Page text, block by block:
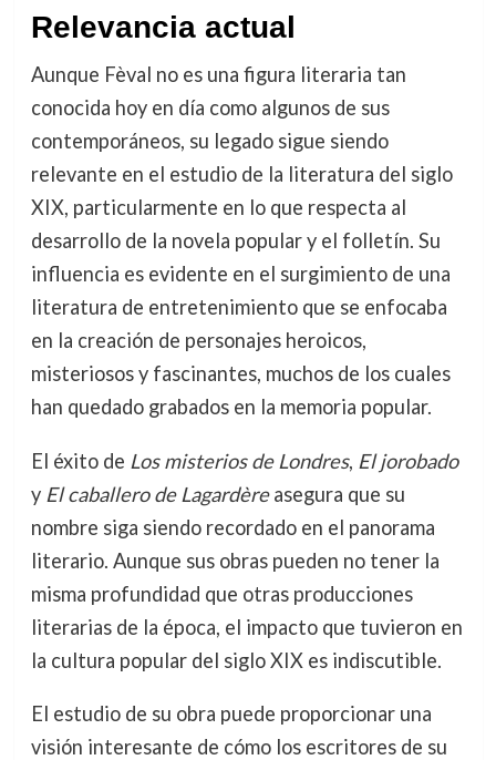
Relevancia actual
Aunque Fèval no es una figura literaria tan
conocida hoy en día como algunos de sus
contemporáneos, su legado sigue siendo
relevante en el estudio de la literatura del siglo
XIX, particularmente en lo que respecta al
desarrollo de la novela popular y el folletín. Su
influencia es evidente en el surgimiento de una
literatura de entretenimiento que se enfocaba
en la creación de personajes heroicos,
misteriosos y fascinantes, muchos de los cuales
han quedado grabados en la memoria popular.
El éxito de Los misterios de Londres, El jorobado
y El caballero de Lagardèreasegura que su
nombre siga siendo recordado en el panorama
literario. Aunque sus obras pueden no tener la
misma profundidad que otras producciones
literarias de la época, el impacto que tuvieron en
la cultura popular del siglo XIX es indiscutible.
El estudio de su obra puede proporcionar una
visión interesante de cómo los escritores de su